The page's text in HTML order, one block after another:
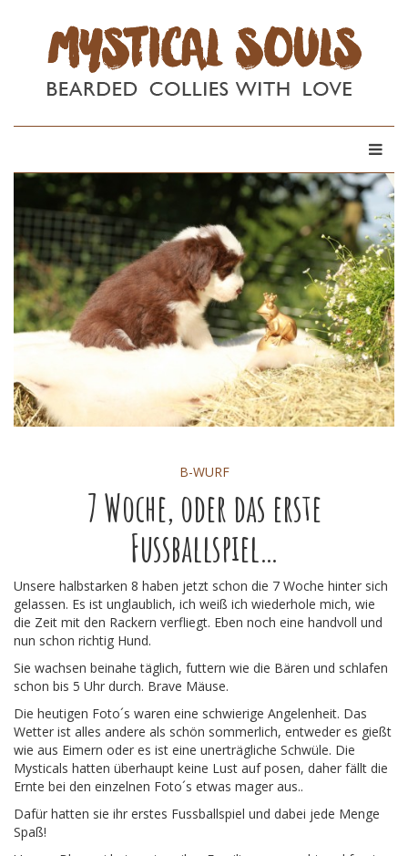
B-WURF
7 Woche, oder das erste
Fussballspiel…
Unsere halbstarken 8 haben jetzt schon die 7 Woche hinter sich
gelassen. Es ist unglaublich, ich weiß ich wiederhole mich, wie
die Zeit mit den Rackern verfliegt. Eben noch eine handvoll und
nun schon richtig Hund.
Sie wachsen beinahe täglich, futtern wie die Bären und schlafen
schon bis 5 Uhr durch. Brave Mäuse.
Die heutigen Foto´s waren eine schwierige Angelenheit. Das
Wetter ist alles andere als schön sommerlich, entweder es gießt
wie aus Eimern oder es ist eine unerträgliche Schwüle. Die
Mysticals hatten überhaupt keine Lust auf posen, daher fällt die
Ernte bei den einzelnen Foto´s etwas mager aus..
Dafür hatten sie ihr erstes Fussballspiel und dabei jede Menge
Spaß!